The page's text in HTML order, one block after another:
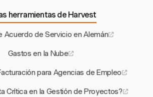
herramientas de Harvest
Acuerdo de Servicio en Alemán
Gastos en la Nube
para Agencias de Empleo
Crítica en la Gestión de Proyectos?